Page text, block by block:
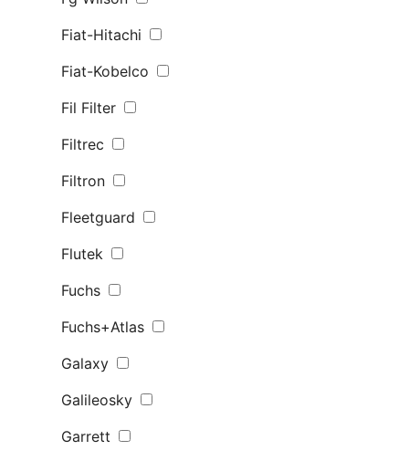
Fiat-Hitachi
Fiat-Kobelco
Fil Filter
Filtrec
Filtron
Fleetguard
Flutek
Fuchs
Fuchs+Atlas
Galaxy
Galileosky
Garrett